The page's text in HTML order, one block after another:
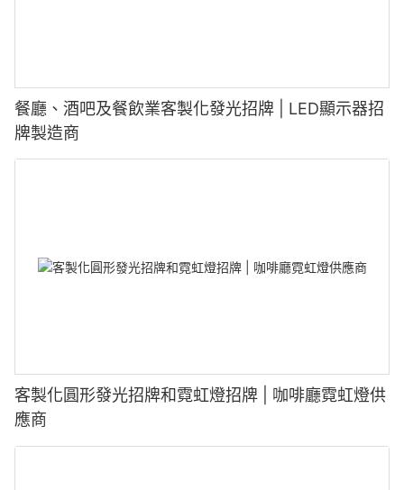
餐廳、酒吧及餐飲業客製化發光招牌 | LED顯示器招
牌製造商
客製化圓形發光招牌和霓虹燈招牌 | 咖啡廳霓虹燈供
應商